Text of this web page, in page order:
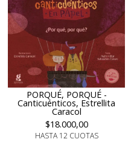
PORQUÉ, PORQUÉ -
Canticuénticos, Estrellita
Caracol
$18.000,00
HASTA 12 CUOTAS